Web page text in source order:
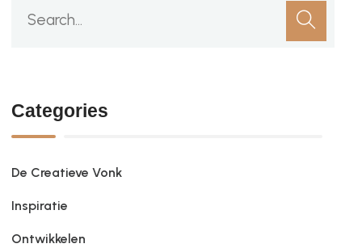
Categories
De Creatieve Vonk
Inspiratie
Ontwikkelen